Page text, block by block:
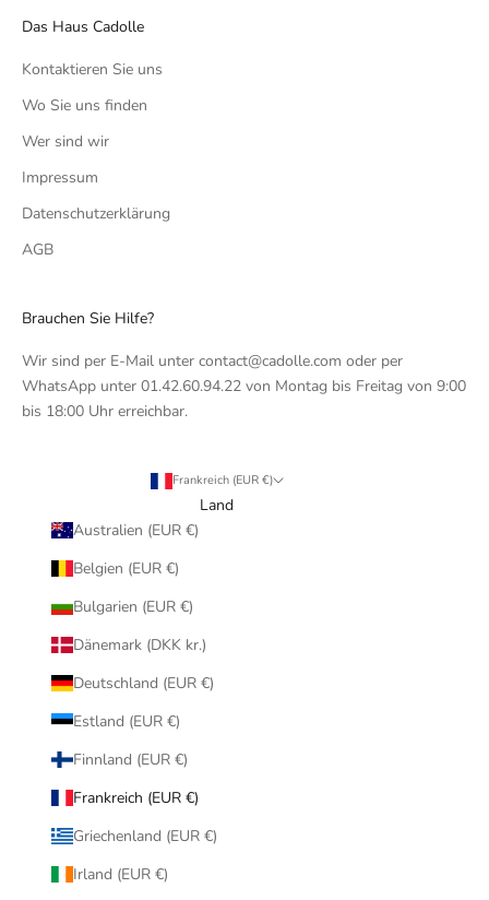
Das Haus Cadolle
Kontaktieren Sie uns
Wo Sie uns finden
Wer sind wir
Impressum
Datenschutzerklärung
AGB
Brauchen Sie Hilfe?
Wir sind per E-Mail unter contact@cadolle.com oder per
WhatsApp unter 01.42.60.94.22 von Montag bis Freitag von 9:00
bis 18:00 Uhr erreichbar.
Frankreich (EUR €)
Land
Australien (EUR €)
Belgien (EUR €)
Bulgarien (EUR €)
Dänemark (DKK kr.)
Deutschland (EUR €)
Estland (EUR €)
Finnland (EUR €)
Frankreich (EUR €)
Griechenland (EUR €)
Irland (EUR €)